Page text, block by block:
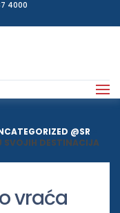
4000
@SR
SVOJIH DESTINACIJA
vraća